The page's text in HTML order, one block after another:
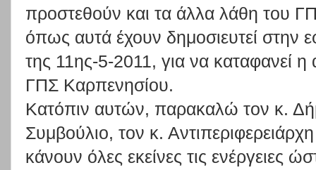
προστεθούν και τα άλλα λάθη του
όπως αυτά έχουν δημοσιευτεί στην
της 11ης-5-2011, για να καταφανεί
ΓΠΣ Καρπενησίου.
Κατόπιν αυτών, παρακαλώ τον κ.
Συμβούλιο, τον κ.
κάνουν όλες εκείνες τις ενέργειες